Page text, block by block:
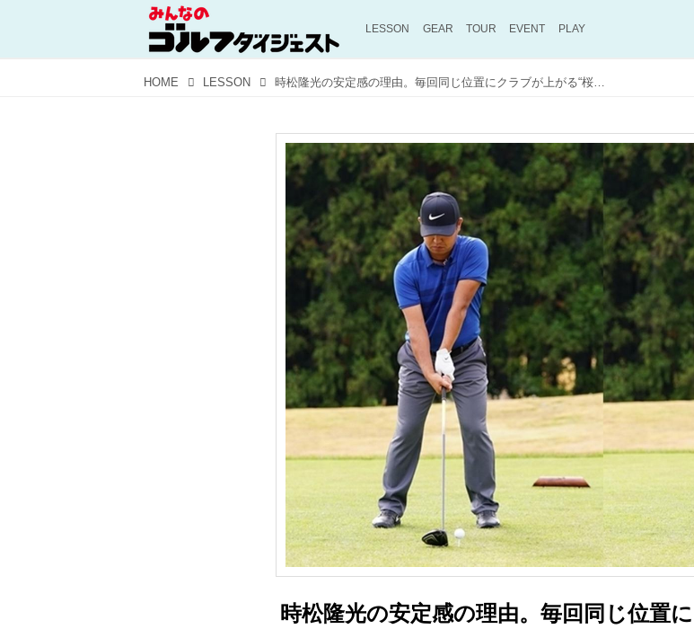
LESSON GEAR TOUR EVENT PLAY
HOME LESSON 時松隆光の安定感の理由。毎回同じ位置にクラブが上がる“桜美式”肩を縦に回すテークバック【10本で握る テンフィンガースウィング #6】
時松隆光の安定感の理由。毎回同じ位置